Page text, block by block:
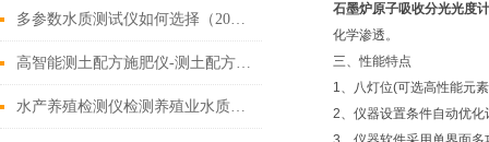
多参数水质测试仪如何选择（2022新上市好用的多参数水质测试仪）
高智能测土配方施肥仪-测土配方施肥利器【霍尔德年尾大促】
水产养殖检测仪检测养殖业水质安全
石墨炉原子吸收分光光度计
化学渗透。
三、性能特点
1、八灯位(可选高性能元
2、仪器设置条件自动优